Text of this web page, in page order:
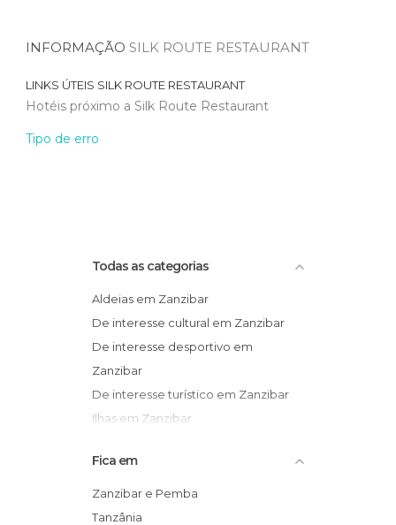
INFORMAÇÃO SILK ROUTE RESTAURANT
LINKS ÚTEIS SILK ROUTE RESTAURANT
Hotéis próximo a Silk Route Restaurant
Tipo de erro
Todas as categorias
Aldeias em Zanzibar
De interesse cultural em Zanzibar
De interesse desportivo em
Zanzibar
De interesse turístico em Zanzibar
Ilhas em Zanzibar
Fica em
Zanzibar e Pemba
Tanzânia